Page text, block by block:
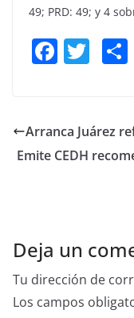
49; PRD: 49; y 4
F
e
b
T
er
Arranca Juárez
Emite CEDH
Deja un
Tu dirección de
Los campos